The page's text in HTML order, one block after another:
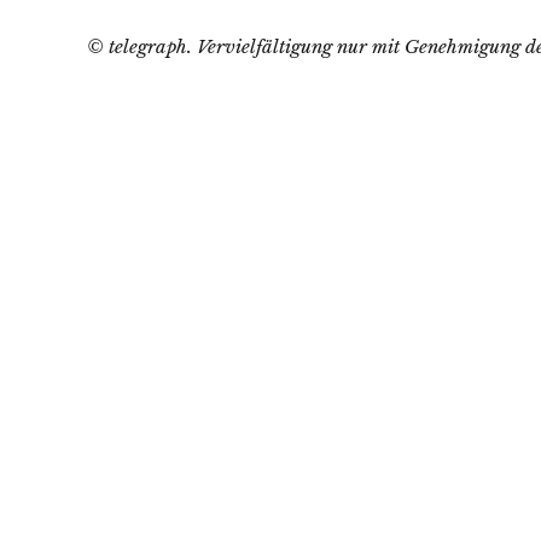
© telegraph. Vervielfältigung nur mit Genehmigung